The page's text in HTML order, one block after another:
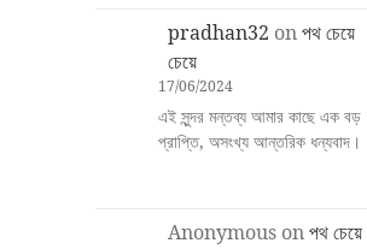
pradhan32 onপথ চেয়ে
চেয়ে
17/06/2024
এই সুন্দর মন্তব্য আমার কাছে এক বড়
প্রাপ্তি, অসংখ্য আন্তরিক ধন্যবাদ।
Anonymous onপথ চেয়ে